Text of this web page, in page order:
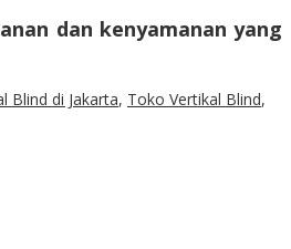
dan kenyamanan yang
Blind di Jakarta, Toko Vertikal Blind,